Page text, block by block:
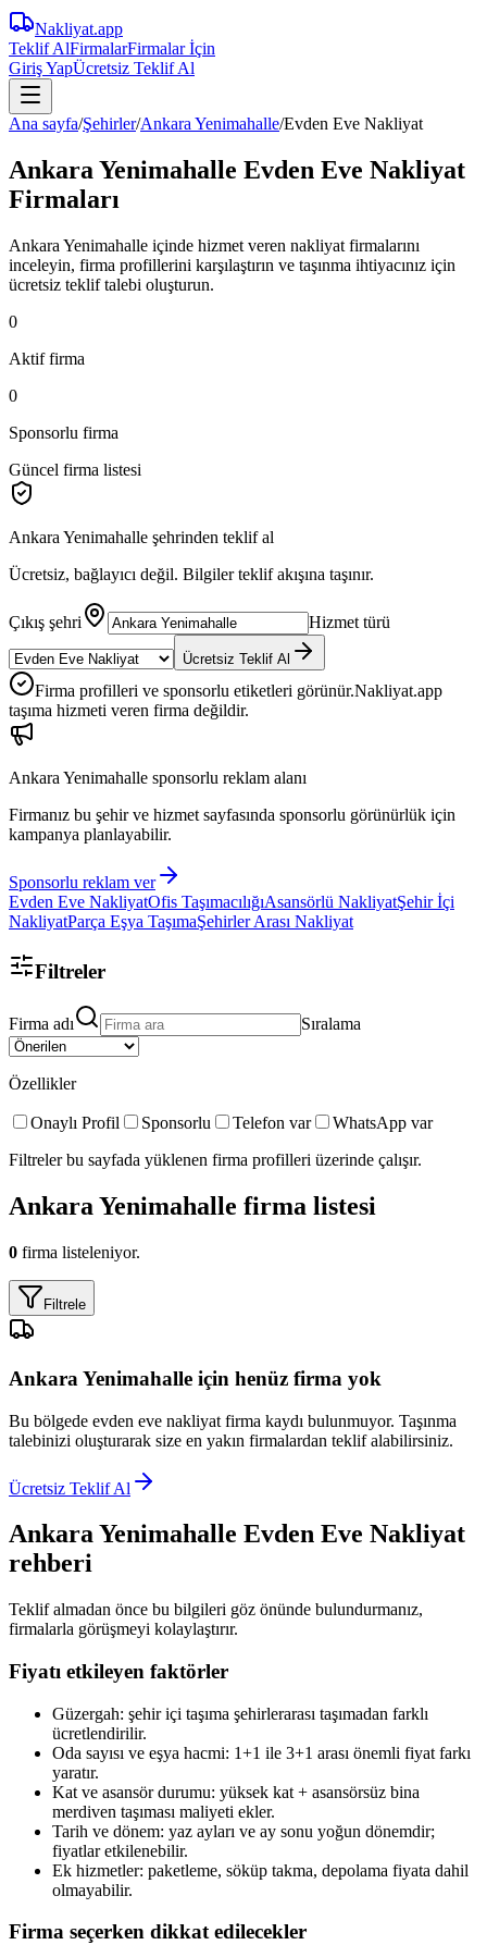
Nakliyat.app
Teklif AlFirmalarFirmalar İçin
Giriş YapÜcretsiz Teklif Al
Ana sayfa/Şehirler/Ankara Yenimahalle/Evden Eve Nakliyat
Ankara Yenimahalle Evden Eve Nakliyat
Firmaları
Ankara Yenimahalle içinde hizmet veren nakliyat firmalarını
inceleyin, firma profillerini karşılaştırın ve taşınma ihtiyacınız için
ücretsiz teklif talebi oluşturun.
0
Aktif firma
0
Sponsorlu firma
Güncel firma listesi
Ankara Yenimahalle şehrinden teklif al
Ücretsiz, bağlayıcı değil. Bilgiler teklif akışına taşınır.
Çıkış şehri Hizmet türü
Ücretsiz Teklif Al
Firma profilleri ve sponsorlu etiketleri görünür.Nakliyat.app
taşıma hizmeti veren firma değildir.
Ankara Yenimahalle sponsorlu reklam alanı
Firmanız bu şehir ve hizmet sayfasında sponsorlu görünürlük için
kampanya planlayabilir.
Sponsorlu reklam ver
Evden Eve NakliyatOfis TaşımacılığıAsansörlü NakliyatŞehir İçi
NakliyatParça Eşya TaşımaŞehirler Arası Nakliyat
Filtreler
Firma adı Sıralama
Özellikler
Onaylı Profil Sponsorlu Telefon var
WhatsApp var
Filtreler bu sayfada yüklenen firma profilleri üzerinde çalışır.
Ankara Yenimahalle firma listesi
0 firma listeleniyor.
Filtrele
Ankara Yenimahalle için henüz firma yok
Bu bölgede evden eve nakliyat firma kaydı bulunmuyor. Taşınma
talebinizi oluşturarak size en yakın firmalardan teklif alabilirsiniz.
Ücretsiz Teklif Al
Ankara Yenimahalle Evden Eve Nakliyat
rehberi
Teklif almadan önce bu bilgileri göz önünde bulundurmanız,
firmalarla görüşmeyi kolaylaştırır.
Fiyatı etkileyen faktörler
Güzergah: şehir içi taşıma şehirlerarası taşımadan farklı
ücretlendirilir.
Oda sayısı ve eşya hacmi: 1+1 ile 3+1 arası önemli fiyat farkı
yaratır.
Kat ve asansör durumu: yüksek kat + asansörsüz bina
merdiven taşıması maliyeti ekler.
Tarih ve dönem: yaz ayları ve ay sonu yoğun dönemdir;
fiyatlar etkilenebilir.
Ek hizmetler: paketleme, söküp takma, depolama fiyata dahil
olmayabilir.
Firma seçerken dikkat edilecekler